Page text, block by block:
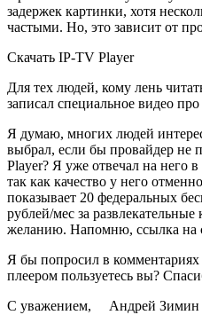
задержек картинки, хотя
частыми. Но, это зависит от
Скачать IP-TV Player
Для тех людей, кому лень
записал специальное видео
Я думаю, многих людей
выбрал, если бы провайдер не
Player? Я уже отвечал на него в
так как качество у него
показывает 20 федеральных
рублей/мес за
желанию. Напомню, ссылка на
Я бы попросил в
плеером пользуетесь вы?
С уважением, Андрей